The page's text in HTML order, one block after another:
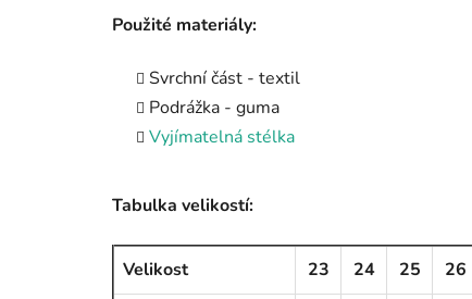
Použité materiály:
Svrchní část - textil
Podrážka - guma
Vyjímatelná stélka
Tabulka velikostí:
Velikost 23 24 25 26